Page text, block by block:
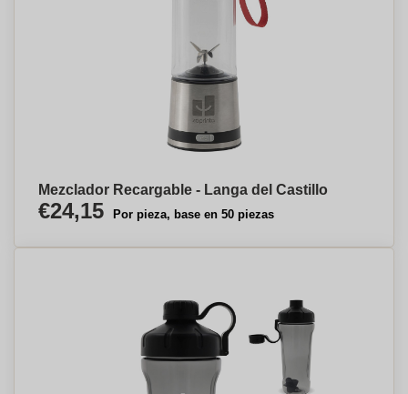
Mezclador Recargable - Langa del Castillo
€24,15 Por pieza, base en 50 piezas